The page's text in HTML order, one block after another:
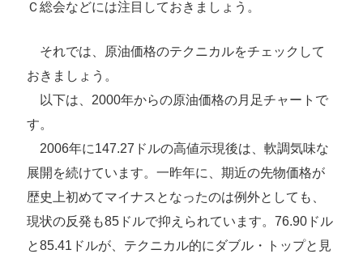
Ｃ総会などには注目しておきましょう。
それでは、原油価格のテクニカルをチェックして
おきましょう。
以下は、2000年からの原油価格の月足チャートで
す。
2006年に147.27ドルの高値示現後は、軟調気味な
展開を続けています。一昨年に、期近の先物価格が
歴史上初めてマイナスとなったのは例外としても、
現状の反発も85ドルで抑えられています。76.90ドル
と85.41ドルが、テクニカル的にダブル・トップと見